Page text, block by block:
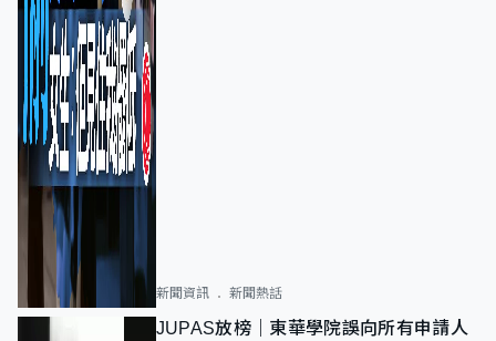
新聞資訊 新聞熱話
JUPAS放榜｜東華學院誤向所有申請人